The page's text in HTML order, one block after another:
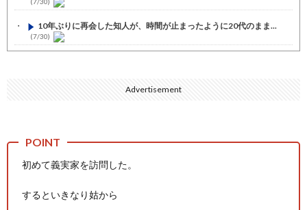
10年ぶりに再会した知人が、時間が止まったように20代のまま...
(7/30)
娘の誕生日に焼肉に向かう途中で、地味な女性がDQNに胸倉をつ...
人体の中身が左右非対称なのは繊毛が回転運動をして左側に流れが...
Advertisement
初めて義実家を訪問した。
するといきなり姑から